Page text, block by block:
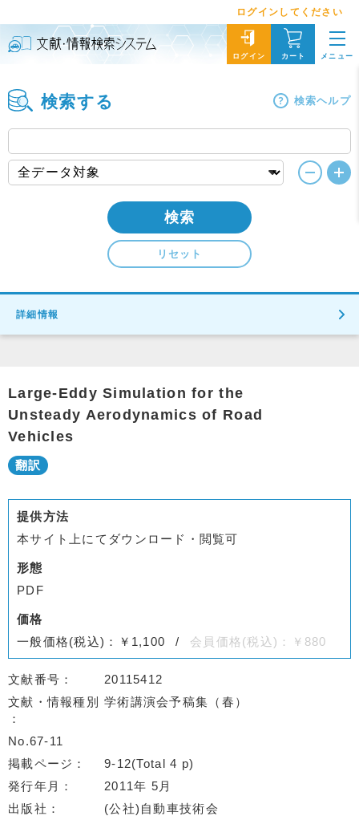
ログインしてください
ログイン カート メニュー
検索する 検索ヘルプ
検索
リセット
詳細情報
Large-Eddy Simulation for the
Unsteady Aerodynamics of Road
Vehicles
提供方法
本サイト上にてダウンロード・閲覧可
形態
PDF
価格
一般価格(税込)：￥1,100
会員価格(税込)：￥880
文献番号
20115412
文献・情報種別
学術講演会予稿集（春）
No.67-11
掲載ページ
9-12(Total 4 p)
発行年月
2011年 5月
出版社
(公社)自動車技術会